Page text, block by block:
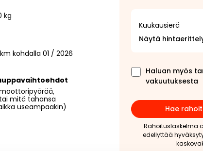
kg
kohdalla 01 / 2026
mitä tahansa
useampaakin)
Kuukausierä
Näytä
Haluan myös
vakuutuksesta
Hae
Rahoituslaskelma
edellyttää